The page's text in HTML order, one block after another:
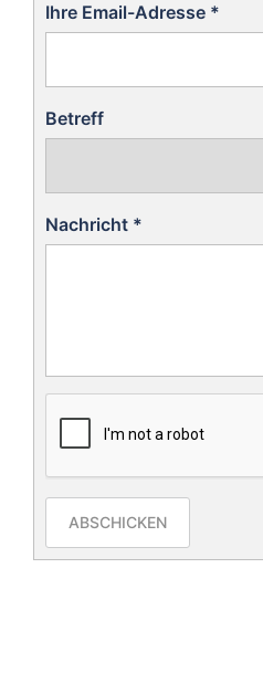
Ihre Email-Adresse *
Betreff
Nachricht *
ABSCHICKEN